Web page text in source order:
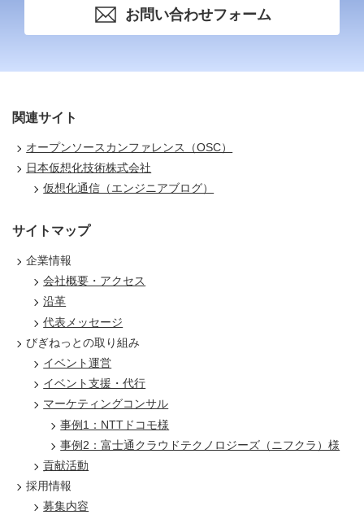
お問い合わせフォーム
関連サイト
オープンソースカンファレンス（OSC）
日本仮想化技術株式会社
仮想化通信（エンジニアブログ）
サイトマップ
企業情報
会社概要・アクセス
沿革
代表メッセージ
びぎねっとの取り組み
イベント運営
イベント支援・代行
マーケティングコンサル
事例1：NTTドコモ様
事例2：富士通クラウドテクノロジーズ（ニフクラ）様
貢献活動
採用情報
募集内容